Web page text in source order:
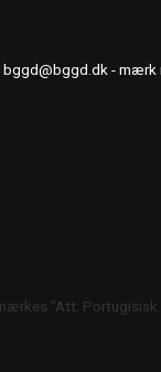
bggd@bggd.dk - mærk
"Att: